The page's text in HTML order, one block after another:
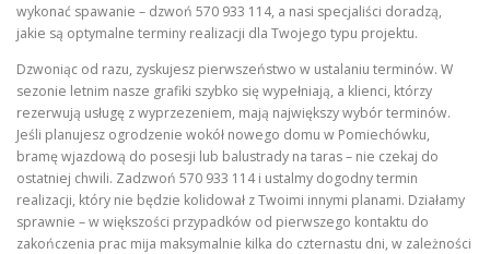
wykonać spawanie – dzwoń 570 933 114, a nasi specjaliści doradzą,
jakie są optymalne terminy realizacji dla Twojego typu projektu.
Dzwoniąc od razu, zyskujesz pierwszeństwo w ustalaniu terminów. W
sezonie letnim nasze grafiki szybko się wypełniają, a klienci, którzy
rezerwują usługę z wyprzezeniem, mają największy wybór terminów.
Jeśli planujesz ogrodzenie wokół nowego domu w Pomiechówku,
bramę wjazdową do posesji lub balustrady na taras – nie czekaj do
ostatniej chwili. Zadzwoń 570 933 114 i ustalmy dogodny termin
realizacji, który nie będzie kolidował z Twoimi innymi planami. Działamy
sprawnie – w większości przypadków od pierwszego kontaktu do
zakończenia prac mija maksymalnie kilka do czternastu dni, w zależności